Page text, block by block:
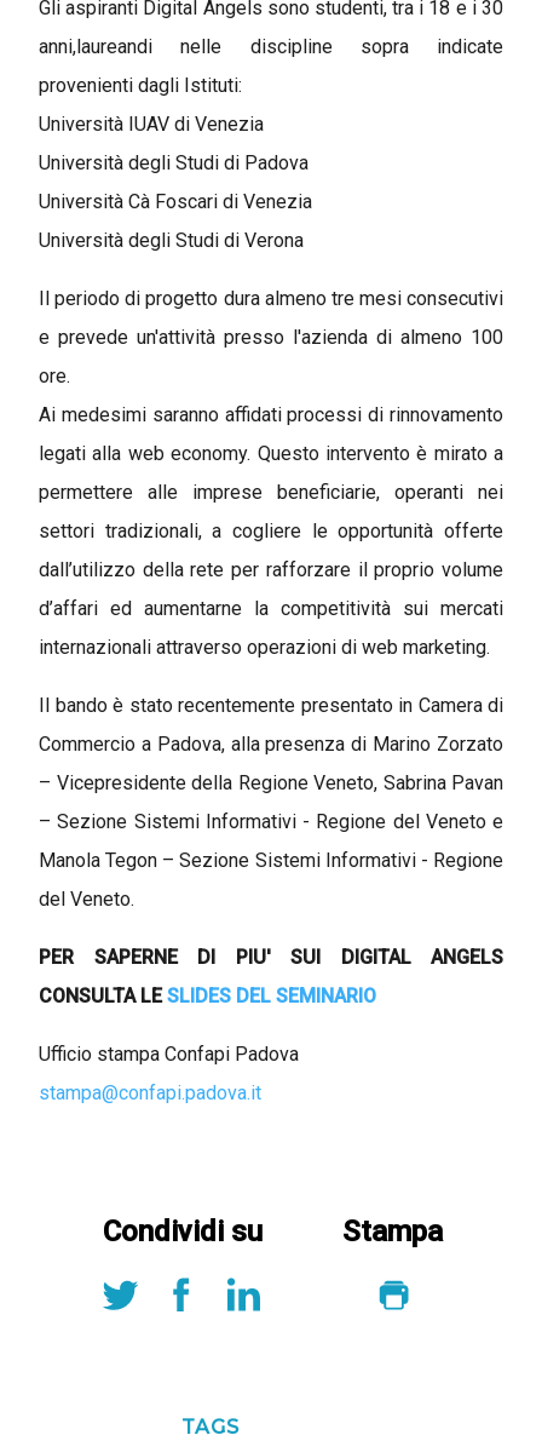
Gli aspiranti Digital Angels sono studenti, tra i 18 e i 30
anni,laureandi nelle discipline sopra indicate
provenienti dagli Istituti:
Università IUAV di Venezia
Università degli Studi di Padova
Università Cà Foscari di Venezia
Università degli Studi di Verona
Il periodo di progetto dura almeno tre mesi consecutivi
e prevede un'attività presso l'azienda di almeno 100
ore.
Ai medesimi saranno affidati processi di rinnovamento
legati alla web economy. Questo intervento è mirato a
permettere alle imprese beneficiarie, operanti nei
settori tradizionali, a cogliere le opportunità offerte
dall’utilizzo della rete per rafforzare il proprio volume
d’affari ed aumentarne la competitività sui mercati
internazionali attraverso operazioni di web marketing.
Il bando è stato recentemente presentato in Camera di
Commercio a Padova, alla presenza di Marino Zorzato
– Vicepresidente della Regione Veneto, Sabrina Pavan
– Sezione Sistemi Informativi - Regione del Veneto e
Manola Tegon – Sezione Sistemi Informativi - Regione
del Veneto.
PER SAPERNE DI PIU' SUI DIGITAL ANGELS
CONSULTA LESLIDES DEL SEMINARIO
Ufficio stampa Confapi Padova
stampa@confapi.padova.it
Condividi su Stampa
TAGS